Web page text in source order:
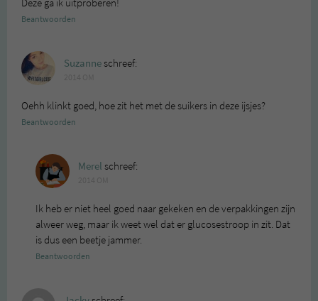
Beantwoorden
Suzanneschreef:
Oehh klinkt goed, hoe zit het met de suikers in deze ijsjes?
Beantwoorden
Merel schreef:
Ik heb er niet heel goed naar gekeken en de verpakkingen zijn
alweer weg, maar ik weet wel dat er glucosestroop in zit. Dat
is dus een beetje jammer.
Beantwoorden